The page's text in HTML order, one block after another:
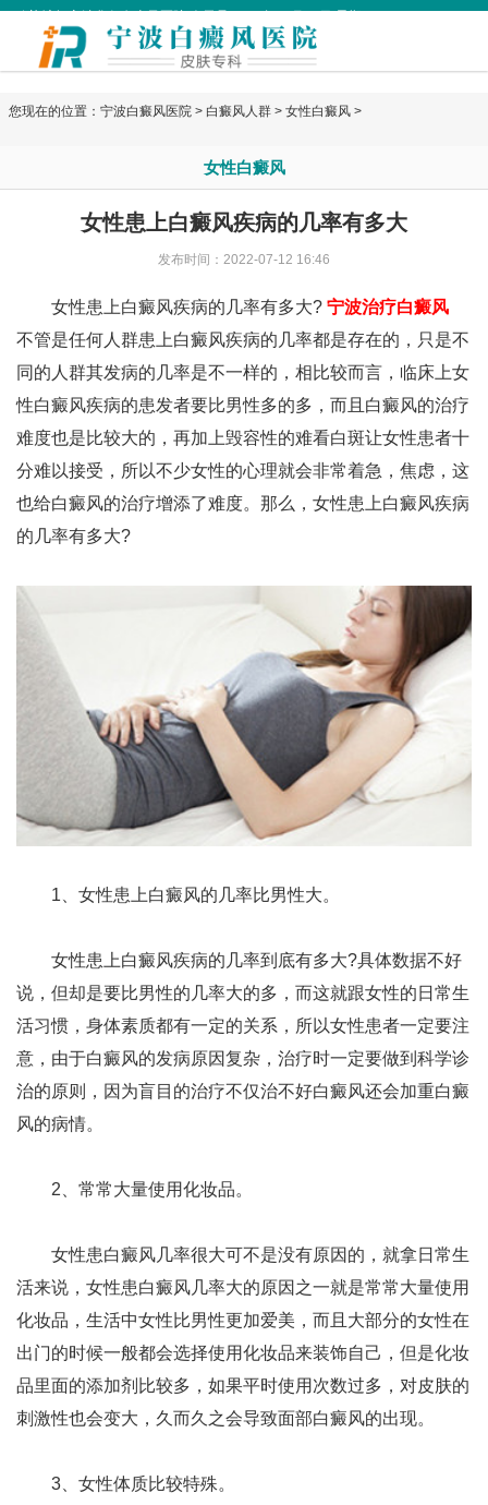
您现在的位置： 宁波白癜风医院 > 白癜风人群 > 女性白癜风 >
女性白癜风
女性患上白癜风疾病的几率有多大
发布时间：2022-07-12 16:46
女性患上白癜风疾病的几率有多大? 宁波治疗白癜风
不管是任何人群患上白癜风疾病的几率都是存在的，只是不
同的人群其发病的几率是不一样的，相比较而言，临床上女
性白癜风疾病的患发者要比男性多的多，而且白癜风的治疗
难度也是比较大的，再加上毁容性的难看白斑让女性患者十
分难以接受，所以不少女性的心理就会非常着急，焦虑，这
也给白癜风的治疗增添了难度。那么，女性患上白癜风疾病
的几率有多大?
1、女性患上白癜风的几率比男性大。
女性患上白癜风疾病的几率到底有多大?具体数据不好
说，但却是要比男性的几率大的多，而这就跟女性的日常生
活习惯，身体素质都有一定的关系，所以女性患者一定要注
意，由于白癜风的发病原因复杂，治疗时一定要做到科学诊
治的原则，因为盲目的治疗不仅治不好白癜风还会加重白癜
风的病情。
2、常常大量使用化妆品。
女性患白癜风几率很大可不是没有原因的，就拿日常生
活来说，女性患白癜风几率大的原因之一就是常常大量使用
化妆品，生活中女性比男性更加爱美，而且大部分的女性在
出门的时候一般都会选择使用化妆品来装饰自己，但是化妆
品里面的添加剂比较多，如果平时使用次数过多，对皮肤的
刺激性也会变大，久而久之会导致面部白癜风的出现。
3、女性体质比较特殊。